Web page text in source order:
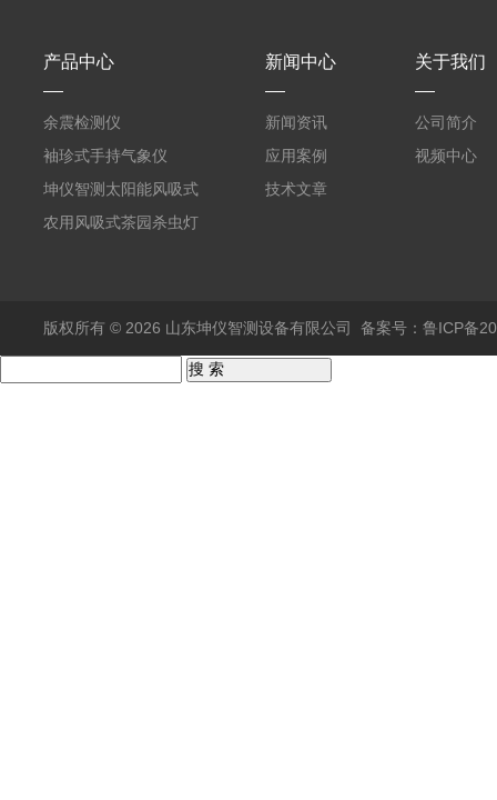
产品中心
余震检测仪
袖珍式手持气象仪
坤仪智测太阳能风吸式
杀虫灯
农用风吸式茶园杀虫灯
新闻中心
新闻资讯
应用案例
技术文章
关于我们
公司简介
视频中心
版权所有 © 2026 山东坤仪智测设备有限公司 备案号：鲁ICP备